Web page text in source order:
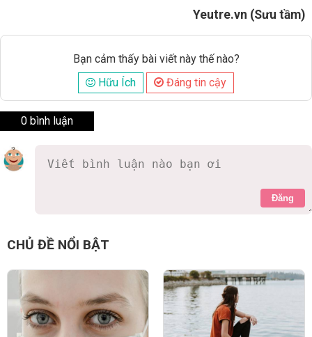
Yeutre.vn (Sưu tầm)
Bạn cảm thấy bài viết này thế nào?
Hữu Ích
Đáng tin cậy
0 bình luận
Đăng
CHỦ ĐỀ NỔI BẬT